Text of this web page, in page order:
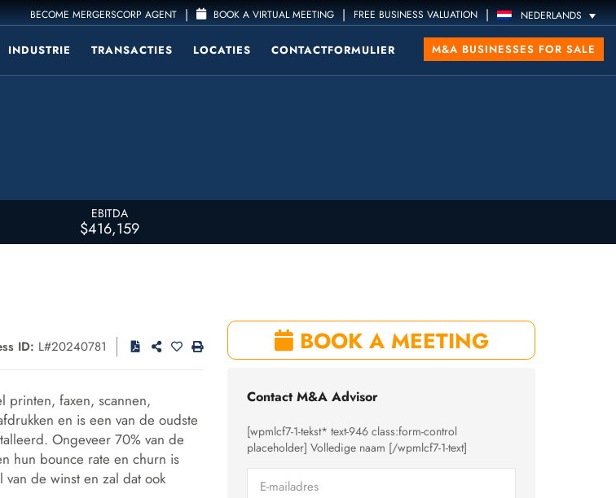
BECOME MERGERSCORP AGENT | BOOK A VIRTUAL MEETING | FREE BUSINESS VALUATION | NEDERLANDS
INDUSTRIE TRANSACTIES LOCATIES CONTACTFORMULIER M&A BUSINESSES FOR SALE
EBITDA
$416,159
ID: L#20240781
printen, faxen, scannen,
en is een van de oudste
Ongeveer 70% van de
hun bounce rate en churn is
de winst en zal dat ook
BOOK A MEETING
Contact M&A Advisor
[wpmlcf7-1-tekst* text-946 class:form-control
placeholder] Volledige naam [/wpmlcf7-1-text]